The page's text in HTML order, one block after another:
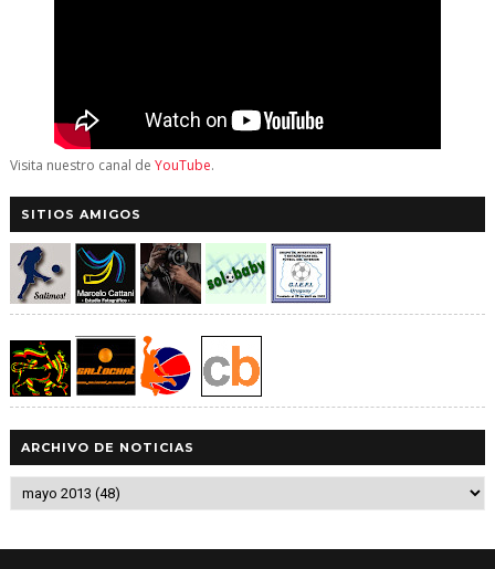
Visita nuestro canal de YouTube.
SITIOS AMIGOS
ARCHIVO DE NOTICIAS